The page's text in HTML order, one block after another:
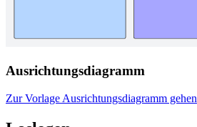
Ausrichtungsdiagramm
Zur Vorlage Ausrichtungsdiagramm gehen